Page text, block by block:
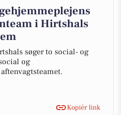
i Hirtshals
søger to social- og
og
Kopiér link